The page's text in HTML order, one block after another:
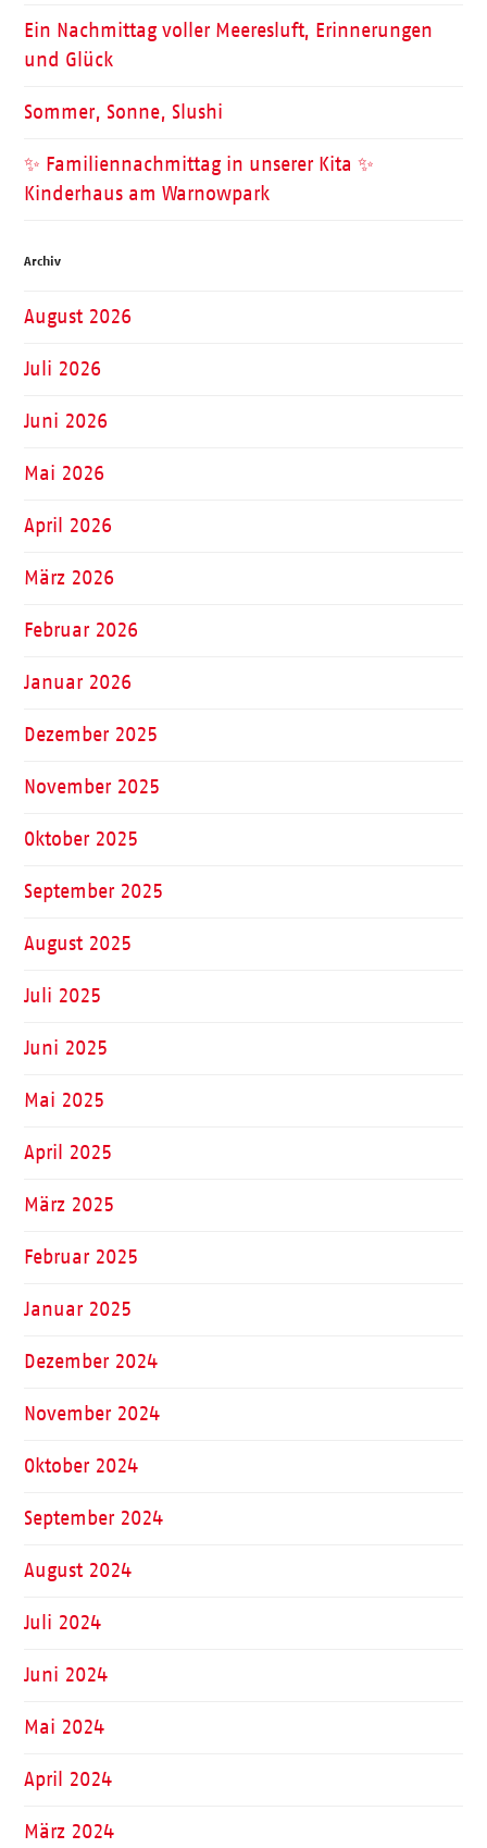
Ein Nachmittag voller Meeresluft, Erinnerungen
und Glück
Sommer, Sonne, Slushi
✨ Familiennachmittag in unserer Kita ✨
Kinderhaus am Warnowpark
Archiv
August 2026
Juli 2026
Juni 2026
Mai 2026
April 2026
März 2026
Februar 2026
Januar 2026
Dezember 2025
November 2025
Oktober 2025
September 2025
August 2025
Juli 2025
Juni 2025
Mai 2025
April 2025
März 2025
Februar 2025
Januar 2025
Dezember 2024
November 2024
Oktober 2024
September 2024
August 2024
Juli 2024
Juni 2024
Mai 2024
April 2024
März 2024